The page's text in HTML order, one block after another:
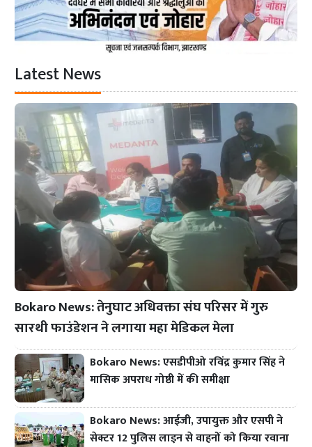
Latest News
Bokaro News: तेनुघाट अधिवक्ता संघ परिसर में गुरु
सारथी फाउंडेशन ने लगाया महा मेडिकल मेला
Bokaro News: एसडीपीओ रविंद्र कुमार सिंह ने
मासिक अपराध गोष्ठी में की समीक्षा
Bokaro News: आईजी, उपायुक्त और एसपी ने
सेक्टर 12 पुलिस लाइन से वाहनों को किया रवाना